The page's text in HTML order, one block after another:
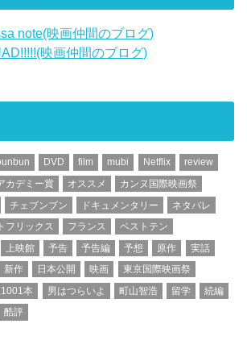
note(映画仲間のブログ)
映画仲間のブログ)
DVD film mubi Netflix
review
カデミー賞 オススメ
カンヌ国際映画祭
チェブンブン ドキュメンタリー
ネタバレ
フリックス フランス
ベストテン
上映館 予告 予告編 予想 原作
実話
新作 日本公開 映画
東京国際映画祭
本
男はつらいよ 町山智浩 留学
続編
酷評